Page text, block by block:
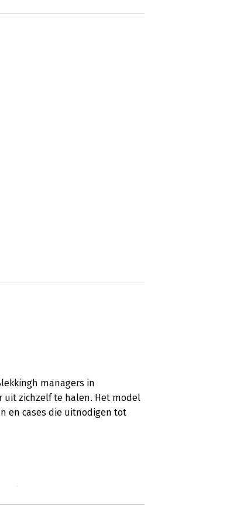
managers in
uit zichzelf te halen. Het model
en cases die uitnodigen tot